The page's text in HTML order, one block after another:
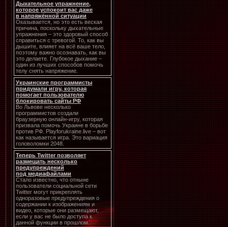
Дыхательное упражнение,
которое успокоит вас даже
в напряжённой ситуации
Оказывается, но это есть веская
причина, поскольку дыхательные
упражнения – это здоровый способ
справиться с тревогой. То, как вы
дышите, влияет на всё ваше тело,
поэтому важно осознавать, как вы
это делаете. Глубокое дыхание –
один из лучших способов помочь
телу снять напряжение.
Украинские программисты
придумали игру, которая
помогает пользователю
блокировать сайты РФ
Во Львове несколько
программистов создали
браузерную онлайн-игру, которая
призвала помочь Украине в борьбе
против РФ. Playforukraine.live – вот
как называется игра. Это вариация
головоломки 2048.
Теперь Twitter позволяет
размещать несколько
предупреждений
под медиафайлами
Стало известно, что отныне
пользователи социальной сети
Twitter могут прикреплять
одноразовые предупреждения о
содержании к изображениям и
видео, которые они размещают,
если у вас не было доступа к
данной функции в прошлом.